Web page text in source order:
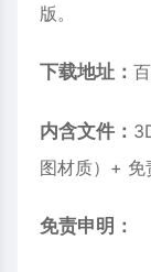
版。
下载地址：
内含文件：
图材质）+ 免
免责申明：